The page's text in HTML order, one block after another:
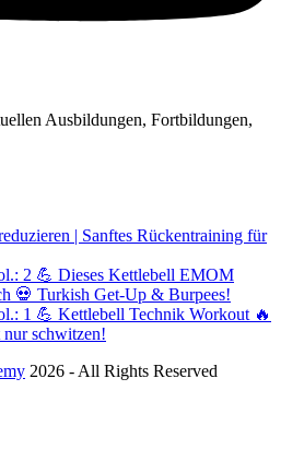
Ausbildungen, Fortbildungen,
| Sanftes Rückentraining für
2 💪 Dieses Kettlebell EMOM
💀 Turkish Get-Up & Burpees!
1 💪 Kettlebell Technik Workout 🔥
nur schwitzen!
2026 - All Rights Reserved